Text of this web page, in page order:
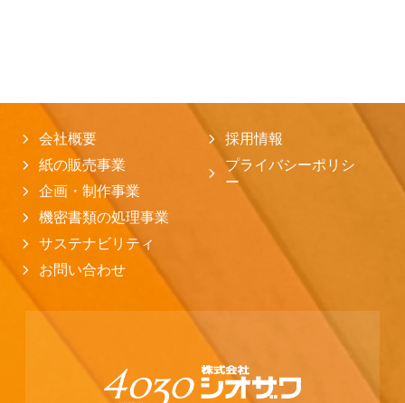
会社概要
紙の販売事業
企画・制作事業
機密書類の処理事業
サステナビリティ
お問い合わせ
採用情報
プライバシーポリシ
ー